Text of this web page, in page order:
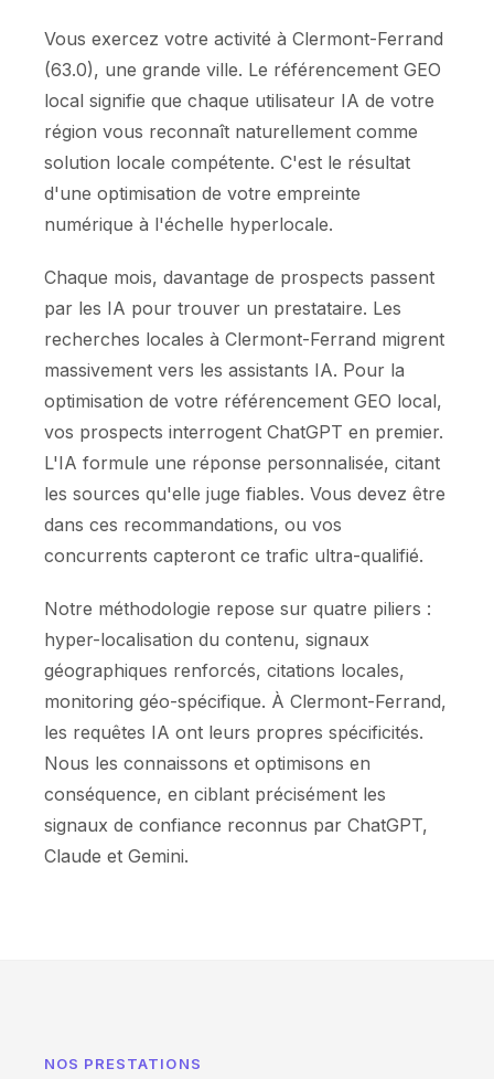
Vous exercez votre activité à Clermont-Ferrand
(63.0), une grande ville. Le référencement GEO
local signifie que chaque utilisateur IA de votre
région vous reconnaît naturellement comme
solution locale compétente. C'est le résultat
d'une optimisation de votre empreinte
numérique à l'échelle hyperlocale.
Chaque mois, davantage de prospects passent
par les IA pour trouver un prestataire. Les
recherches locales à Clermont-Ferrand migrent
massivement vers les assistants IA. Pour la
optimisation de votre référencement GEO local,
vos prospects interrogent ChatGPT en premier.
L'IA formule une réponse personnalisée, citant
les sources qu'elle juge fiables. Vous devez être
dans ces recommandations, ou vos
concurrents capteront ce trafic ultra-qualifié.
Notre méthodologie repose sur quatre piliers :
hyper-localisation du contenu, signaux
géographiques renforcés, citations locales,
monitoring géo-spécifique. À Clermont-Ferrand,
les requêtes IA ont leurs propres spécificités.
Nous les connaissons et optimisons en
conséquence, en ciblant précisément les
signaux de confiance reconnus par ChatGPT,
Claude et Gemini.
NOS PRESTATIONS